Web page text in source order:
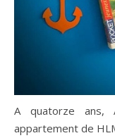
A quatorze ans,
appartement de